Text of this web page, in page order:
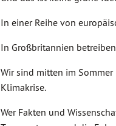
In einer Reihe von
In Großbritannien
Wir sind mitten im
Klimakrise.
Wer Fakten und